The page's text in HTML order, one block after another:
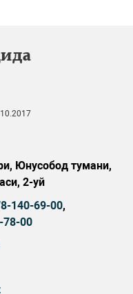
Юнусобод тумани,
2-уй
140-69-00,
78-00